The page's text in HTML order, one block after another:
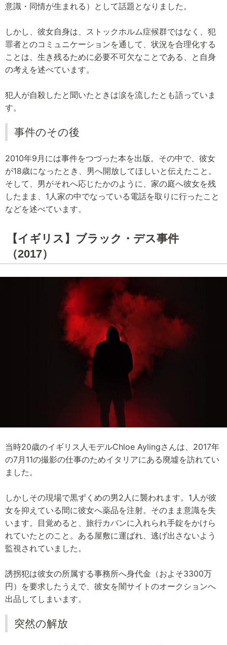
意識・同情が生まれる）として話題となりました。
しかし、彼女自身は、ストックホルム症候群ではなく、犯
罪者とのコミュニケーションを通して、状況を合理化する
ことは、生き残るために必要不可欠なことである、と自身
の考えを述べています。
犯人が自殺したと聞いたときは涙を流したとも語っていま
す。
事件のその後
2010年9月には事件をつづった本を出版。その中で、彼女
が18歳になったとき、男へ開放してほしいと伝えたこと。
そして、男がそれへ応じたかのように、家の庭へ彼女を残
したまま、1人家の中でなっている電話を取りに行ったこと
などを述べています。
【イギリス】ブラック・デス事件
（2017）
当時20歳のイギリス人モデルChloe Aylingさんは、2017年
の7月11の撮影の仕事のためイタリアにある廃墟を訪れてい
ました。
しかしその現場で黒ずくめの男2人に襲われます。1人が彼
女を抑えている間に彼女へ薬品を注射。そのまま意識を失
います。目覚めると、旅行カバンに入れられ手錠をかけら
れていたとのこと。ある屋敷に運ばれ、逃げ出さないよう
監視されていました。
誘拐犯は彼女の所属する事務所へ身代金（およそ3300万
円）を要求したうえで、彼女を闇サイトのオークションへ
出品してしまいます。
突然の解放